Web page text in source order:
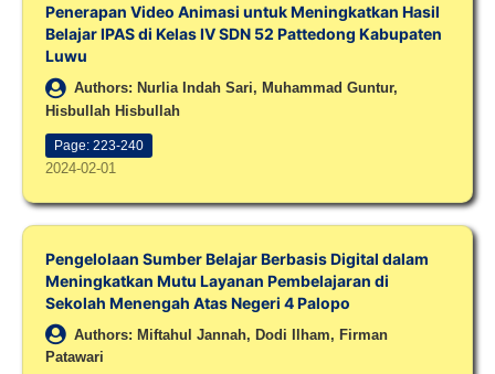
Penerapan Video Animasi untuk Meningkatkan Hasil
Belajar IPAS di Kelas IV SDN 52 Pattedong Kabupaten
Luwu
Authors: Nurlia Indah Sari, Muhammad Guntur,
Hisbullah Hisbullah
Page: 223-240
2024-02-01
Pengelolaan Sumber Belajar Berbasis Digital dalam
Meningkatkan Mutu Layanan Pembelajaran di
Sekolah Menengah Atas Negeri 4 Palopo
Authors: Miftahul Jannah, Dodi Ilham, Firman
Patawari